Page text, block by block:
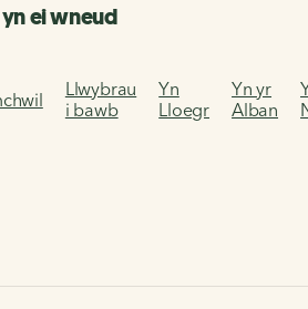
ei wneud
Llwybrau
i bawb
Yn
Lloegr
Yn yr
Alban